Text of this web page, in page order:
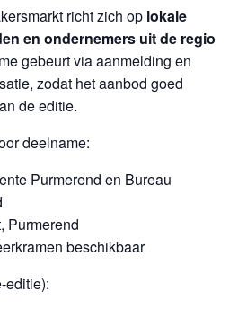
richt zich op lokale
en ondernemers uit de regio
gebeurt via aanmelding en
zodat het aanbod goed
de editie.
deelname:
Purmerend en Bureau
Purmerend
beschikbaar
editie):